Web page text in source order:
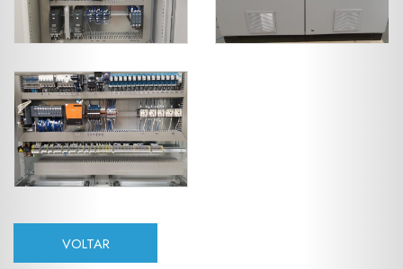
VOLTAR